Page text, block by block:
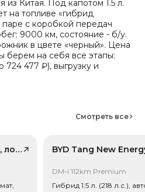
из Китая. Под капотом 1.5 л.
на топливе «гибрид
с коробкой передач
9000 км, состояние - б/у.
в цвете «черный». Цена
берем на себя все этапы:
477 ₽), выгрузку и
Мы на связи 24/7.
Смотреть все
BYD Tang New Energy, лот 58768198
DM-i 112km Premium
Гибрид 1.5 л. (218 л.с.),